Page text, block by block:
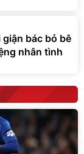
bác bỏ bê
nhân tình